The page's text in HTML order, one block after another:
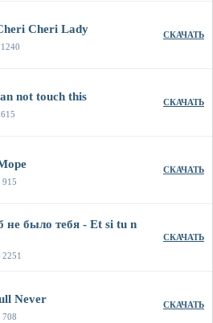
Cheri Lady СКАЧАТЬ
not touch this СКАЧАТЬ
915
СКАЧАТЬ
не было тебя - Et si tu n
2251
СКАЧАТЬ
Never
708
СКАЧАТЬ